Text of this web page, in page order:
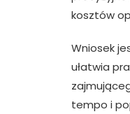
kosztów
Wniosek
ułatwia
tempo i